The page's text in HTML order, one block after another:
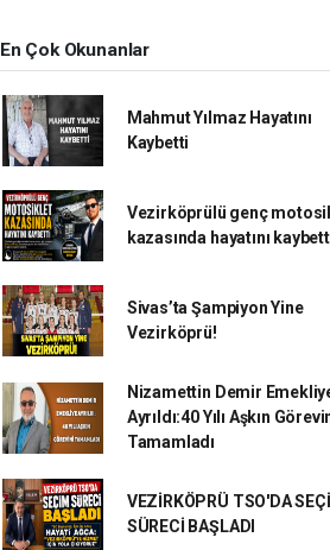
En Çok Okunanlar
Mahmut Yılmaz Hayatını
Kaybetti
Vezirköprülü genç
kazasında hayatını
Sivas’ta Şampiyon Yine
Vezirköprü!
Nizamettin Demir
Ayrıldı:40 Yılı Aşkın
Tamamladı
VEZİRKÖPRÜ TSO'DA
SÜRECİ BAŞLADI